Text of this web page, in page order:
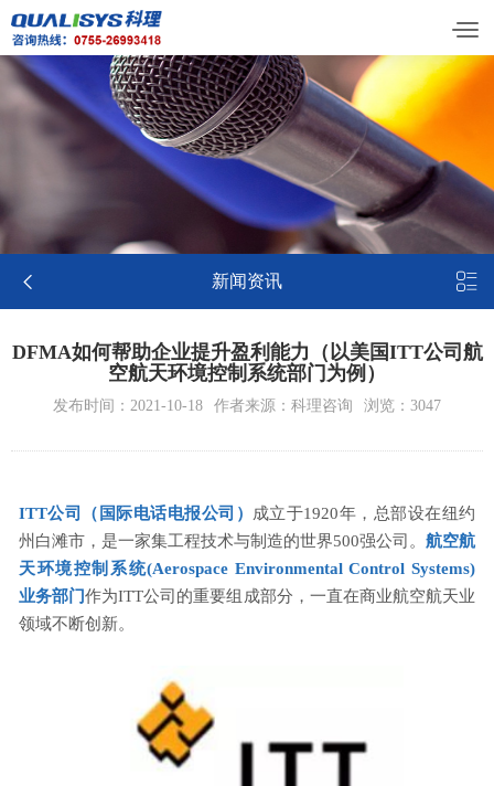
 新闻资讯 
DFMA如何帮助企业提升盈利能力（以美国ITT公司航
空航天环境控制系统部门为例）
发布时间：2021-10-18 作者来源：科理咨询 浏览：3047
ITT公司（ 国际电话电报公司 ）
成立于1920年，总部设在纽约
州白滩市，是一家集工程技术与制造的世界500强公司。 航空航
天环境控制系统(Aerospace Environmental Control Systems)
业务部门作为ITT公司的重要组成部分，一直在商业航空航天业
领域不断创新。